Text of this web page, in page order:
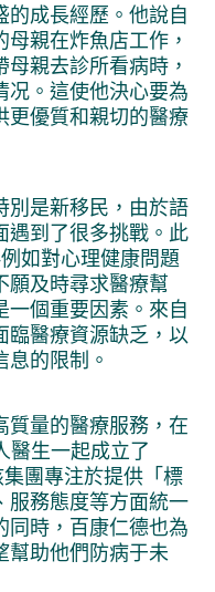
的成長經歷。他說自
親在炸魚店工作，
親去診所看病時，
况。這使他決心要為
更優質和親切的醫療
別是新移民，由於語
遇到了很多挑戰。此
如對心理健康問題
願及時尋求醫療幫
一個重要因素。來自
臨醫療資源缺乏，以
的限制。
質量的醫療服務，在
醫生一起成立了
團專注於提供「標
服務態度等方面統一
同時，百康仁德也為
幫助他們防病于未